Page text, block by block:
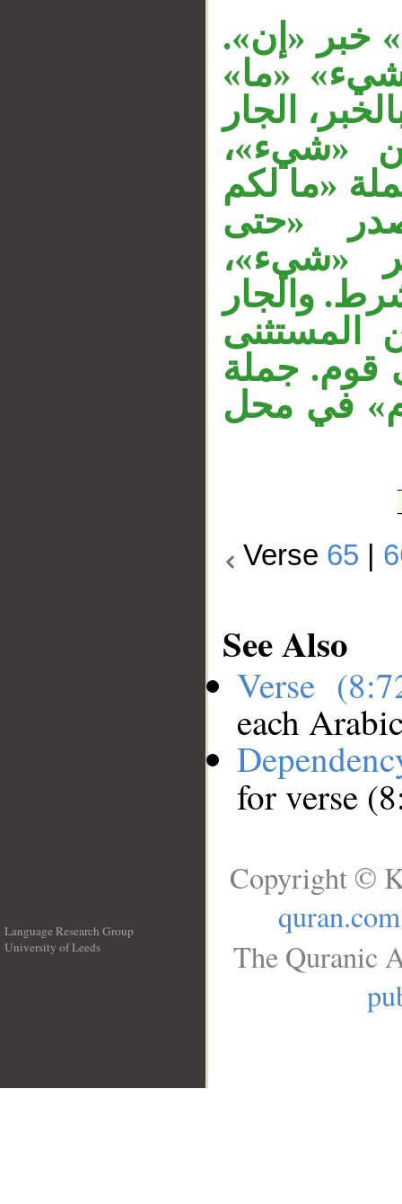
خبر «إن».
«ما»
الجار
«شيء»،
«ما لكم
«حتى
«شيء»،
والجار
المستثنى
قوم. جملة
في محل
Verse 65
See Also
Verse
each
for verse
Language Research Group
University of Leeds
Copyright ©
quran.com
The Quranic